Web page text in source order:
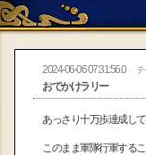
2024-06-06 07:31:56.0 テ
おでかけラリー
あっさり十万歩達成し
このまま軍隊行軍する